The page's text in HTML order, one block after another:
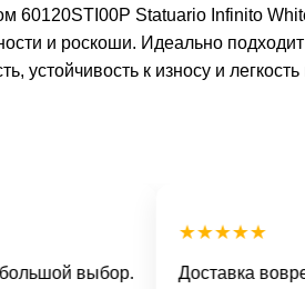
60120STI00P Statuario Infinito
и роскоши. Идеально
устойчивость к износу и
выбор.
★★★★★
Доставка вовремя,